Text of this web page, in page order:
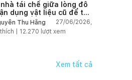
nhà tái chế giữa lòng đô
dụng vật liệu cũ để tạo
gian sống linh hoạt
Thu Hằng
27/06/2026,
| 12.270 lượt xem
Xem tất cả